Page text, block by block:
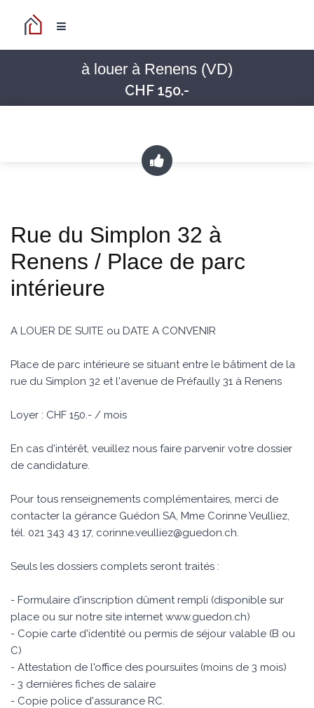
à louer à Renens (VD)
CHF 150.-
Rue du Simplon 32 à
Renens / Place de parc
intérieure
A LOUER DE SUITE ou DATE A CONVENIR
Place de parc intérieure se situant entre le bâtiment de la
rue du Simplon 32 et l'avenue de Préfaully 31 à Renens
Loyer : CHF 150.- / mois
En cas d'intérêt, veuillez nous faire parvenir votre dossier
de candidature.
Pour tous renseignements complémentaires, merci de
contacter la gérance Guédon SA, Mme Corinne Veulliez,
tél. 021 343 43 17, corinne.veulliez@guedon.ch.
Seuls les dossiers complets seront traités :
- Formulaire d'inscription dûment rempli (disponible sur
place ou sur notre site internet www.guedon.ch)
- Copie carte d'identité ou permis de séjour valable (B ou
C)
- Attestation de l'office des poursuites (moins de 3 mois)
- 3 dernières fiches de salaire
- Copie police d'assurance RC.